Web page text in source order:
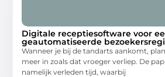
Digitale receptiesoftware voor
geautomatiseerde
Wanneer je bij de tandarts aankomt,
meer in zoals dat vroeger verliep. De
namelijk verleden tijd, waarbij